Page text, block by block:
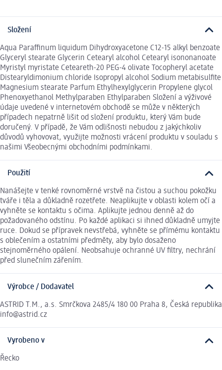
Složení
Aqua Paraffinum liquidum Dihydroxyacetone C12-15 alkyl benzoate
Glyceryl stearate Glycerin Cetearyl alcohol Cetearyl isononanoate
Myristyl myristate Ceteareth-20 PEG-4 olivate Tocopheryl acetate
Distearyldimonium chloride Isopropyl alcohol Sodium metabisulfite
Magnesium stearate Parfum Ethylhexylglycerin Propylene glycol
Phenoxyethanol Methylparaben Ethylparaben Složení a výživové
údaje uvedené v internetovém obchodě se může v některých
případech nepatrně lišit od složení produktu, který Vám bude
doručený. V případě, že Vám odlišnosti nebudou z jakýchkoliv
důvodů vyhovovat, využijte možnosti vrácení produktu v souladu s
našimi Všeobecnými obchodními podmínkami.
Použití
Nanášejte v tenké rovnoměrné vrstvě na čistou a suchou pokožku
tváře i těla a důkladně rozetřete. Neaplikujte v oblasti kolem očí a
vyhněte se kontaktu s očima. Aplikujte jednou denně až do
požadovaného odstínu. Po každé aplikaci si ihned důkladně umyjte
ruce. Dokud se přípravek nevstřebá, vyhněte se přímému kontaktu
s oblečením a ostatními předměty, aby bylo dosaženo
stejnoměrného opálení. Neobsahuje ochranné UV filtry, nechrání
před slunečním zářením.
Výrobce / Dodavatel
ASTRID T.M., a.s. Smrčkova 2485/4 180 00 Praha 8, Česká republika
info@astrid.cz
Vyrobeno v
Řecko